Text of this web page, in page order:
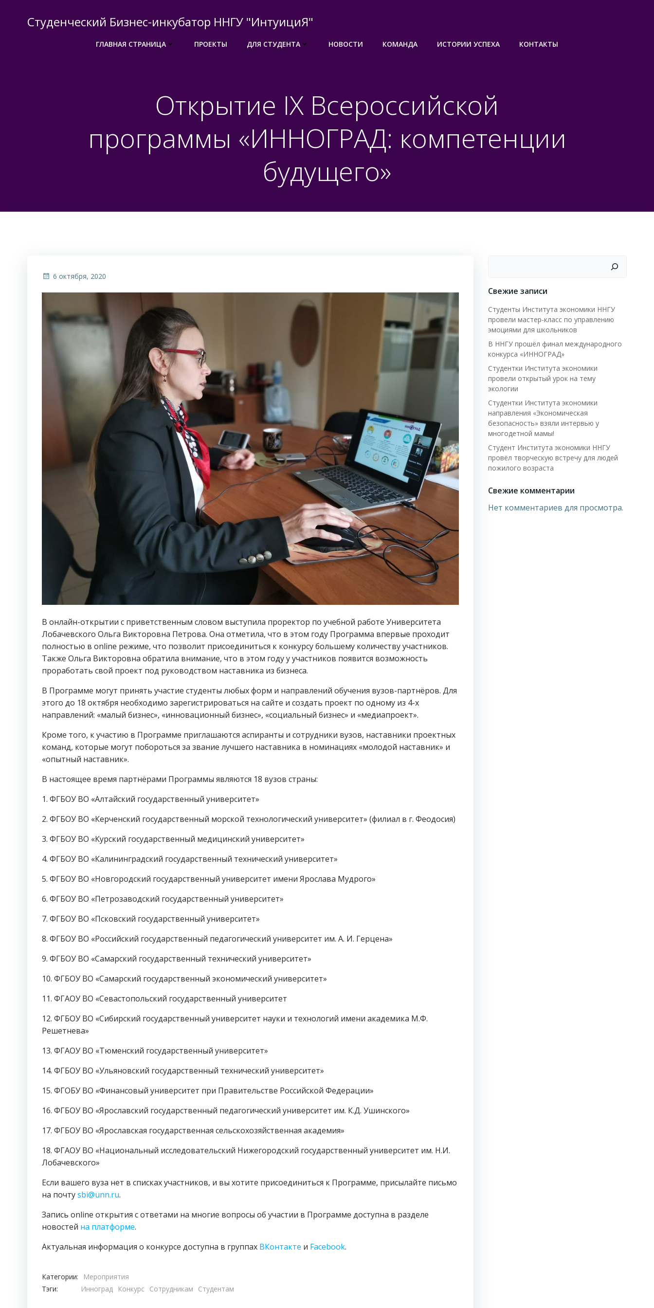
содержимомуСтуденческий Бизнес-инкубатор ННГУ "ИнтуициЯ"
ГЛАВНАЯ СТРАНИЦА ПРОЕКТЫ ДЛЯ СТУДЕНТА НОВОСТИ КОМАНДА ИСТОРИИ УСПЕХА КОНТАКТЫ
Открытие IX Всероссийской
программы «ИННОГРАД: компетенции
будущего»
6 октября, 2020
В онлайн-открытии с приветственным словом выступила проректор по учебной работе Университета
Лобачевского Ольга Викторовна Петрова. Она отметила, что в этом году Программа впервые проходит
полностью в online режиме, что позволит присоединиться к конкурсу большему количеству участников.
Также Ольга Викторовна обратила внимание, что в этом году у участников появится возможность
проработать свой проект под руководством наставника из бизнеса.
В Программе могут принять участие студенты любых форм и направлений обучения вузов-партнёров. Для
этого до 18 октября необходимо зарегистрироваться на сайте и создать проект по одному из 4-х
направлений: «малый бизнес», «инновационный бизнес», «социальный бизнес» и «медиапроект».
Кроме того, к участию в Программе приглашаются аспиранты и сотрудники вузов, наставники проектных
команд, которые могут побороться за звание лучшего наставника в номинациях «молодой наставник» и
«опытный наставник».
В настоящее время партнёрами Программы являются 18 вузов страны:
1. ФГБОУ ВО «Алтайский государственный университет»
2. ФГБОУ ВО «Керченский государственный морской технологический университет» (филиал в г. Феодосия)
3. ФГБОУ ВО «Курский государственный медицинский университет»
4. ФГБОУ ВО «Калининградский государственный технический университет»
5. ФГБОУ ВО «Новгородский государственный университет имени Ярослава Мудрого»
6. ФГБОУ ВО «Петрозаводский государственный университет»
7. ФГБОУ ВО «Псковский государственный университет»
8. ФГБОУ ВО «Российский государственный педагогический университет им. А. И. Герцена»
9. ФГБОУ ВО «Самарский государственный технический университет»
10. ФГБОУ ВО «Самарский государственный экономический университет»
11. ФГАОУ ВО «Севастопольский государственный университет
12. ФГБОУ ВО «Сибирский государственный университет науки и технологий имени академика М.Ф.
Решетнева»
13. ФГАОУ ВО «Тюменский государственный университет»
14. ФГБОУ ВО «Ульяновский государственный технический университет»
15. ФГОБУ ВО «Финансовый университет при Правительстве Российской Федерации»
16. ФГБОУ ВО «Ярославский государственный педагогический университет им. К.Д. Ушинского»
17. ФГБОУ ВО «Ярославская государственная сельскохозяйственная академия»
18. ФГАОУ ВО «Национальный исследовательский Нижегородский государственный университет им. Н.И.
Лобачевского»
Если вашего вуза нет в списках участников, и вы хотите присоединиться к Программе, присылайте письмо
на почтуsbi@unn.ru.
Запись online открытия с ответами на многие вопросы об участии в Программе доступна в разделе
новостей на платформе.
Актуальная информация о конкурсе доступна в группах ВКонтакте и Facebook.
Категории:
Мероприятия
Тэги:
Инноград Конкурс Сотрудникам Студентам
Свежие записи
Студенты Института экономики ННГУ
провели мастер-класс по управлению
эмоциями для школьников
В ННГУ прошёл финал международного
конкурса «ИННОГРАД»
Студентки Института экономики
провели открытый урок на тему
экологии
Студентки Института экономики
направления «Экономическая
безопасность» взяли интервью у
многодетной мамы!
Студент Института экономики ННГУ
провёл творческую встречу для людей
пожилого возраста
Свежие комментарии
Нет комментариев для просмотра.